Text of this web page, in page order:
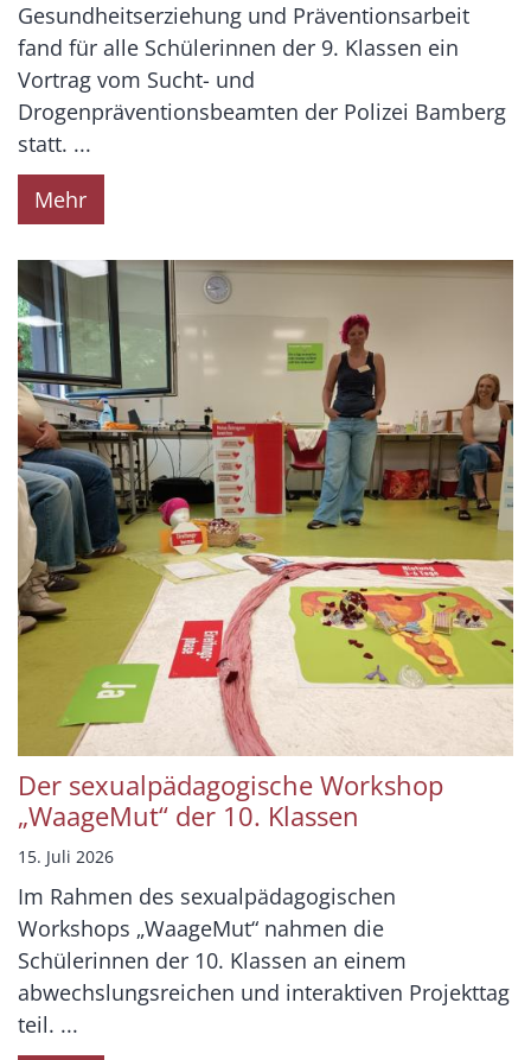
Gesundheitserziehung und Präventionsarbeit
fand für alle Schülerinnen der 9. Klassen ein
Vortrag vom Sucht- und
Drogenpräventionsbeamten der Polizei Bamberg
statt. ...
Mehr
Der sexualpädagogische Workshop
„WaageMut“ der 10. Klassen
15. Juli 2026
Im Rahmen des sexualpädagogischen
Workshops „WaageMut“ nahmen die
Schülerinnen der 10. Klassen an einem
abwechslungsreichen und interaktiven Projekttag
teil. ...